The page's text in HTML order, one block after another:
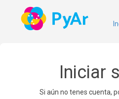
Iniciar
Si aún no tenes cuenta,